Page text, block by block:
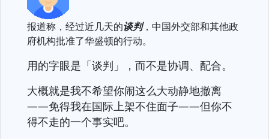
报道称，经过近几天的谈判，中国外交部和其他政
府机构批准了华盛顿的行动。
用的字眼是「谈判」，而不是协调、配合。
大概就是我不希望你闹这么大动静地撤离
——免得我在国际上架不住面子——但你不
得不走的一个事实吧。